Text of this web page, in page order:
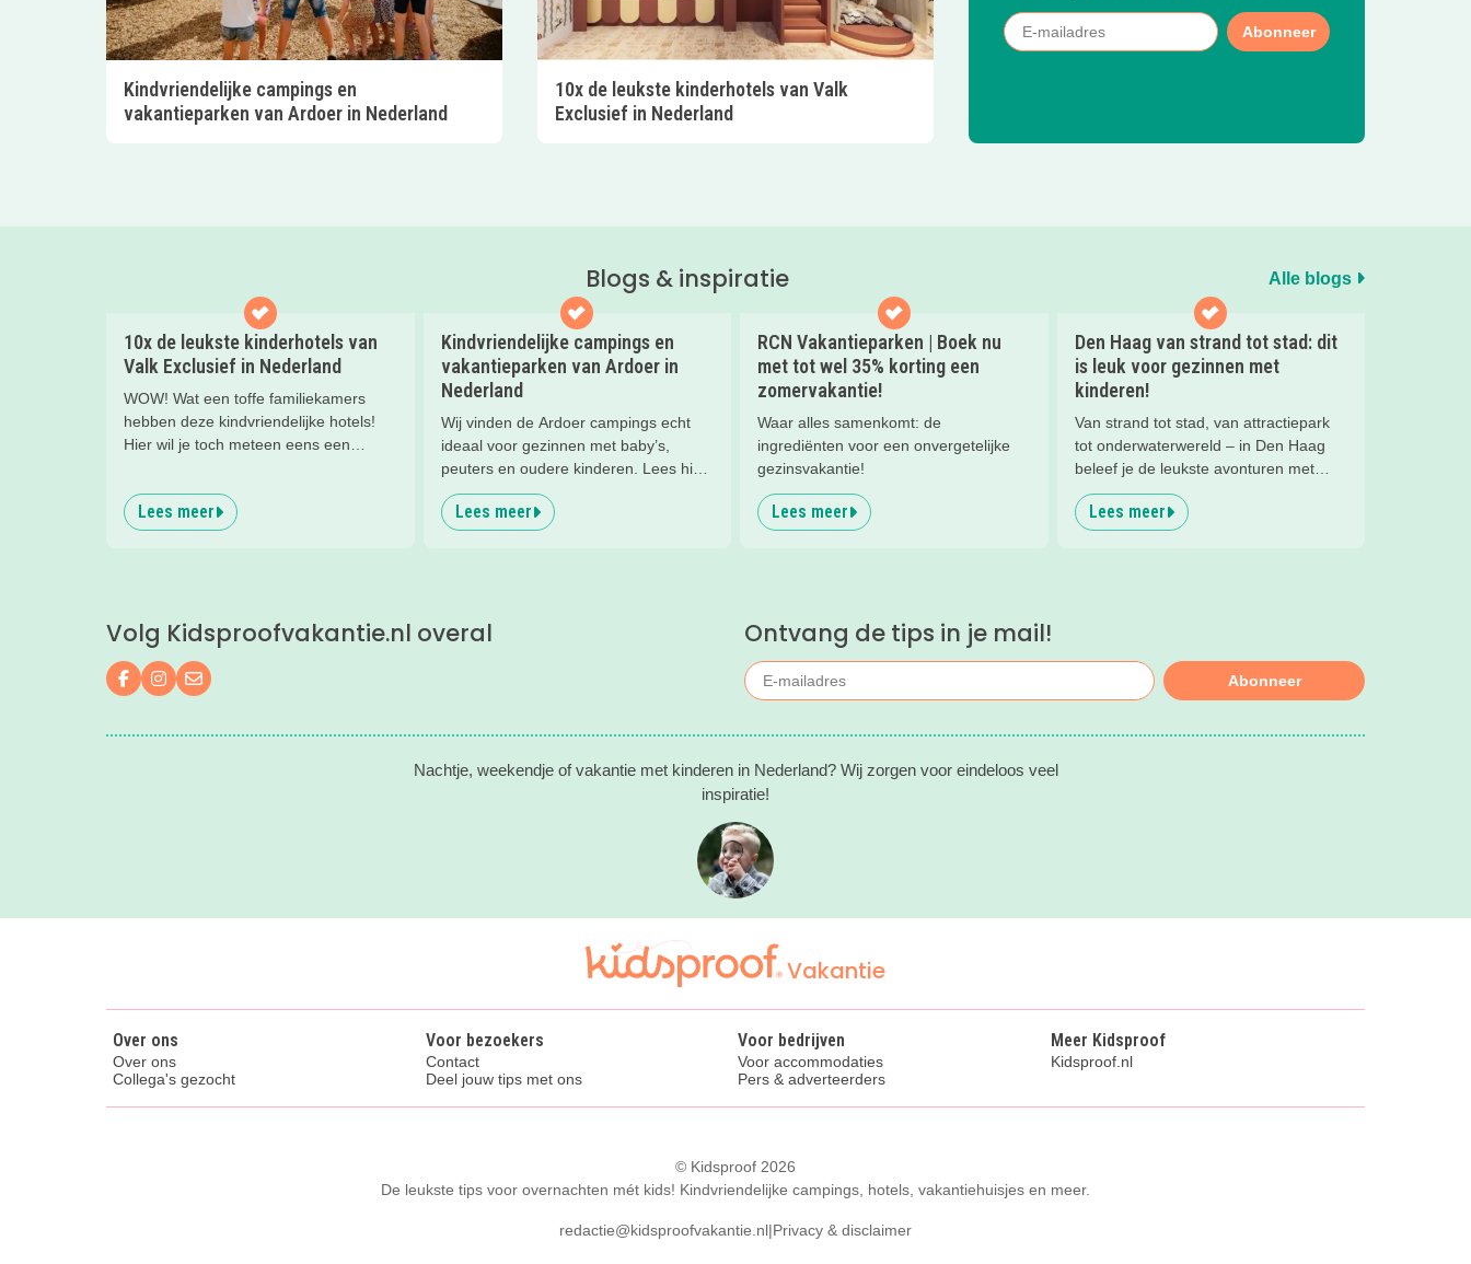
Kindvriendelijke campings en
vakantieparken van Ardoer in Nederland
10x de leukste kinderhotels van Valk
Exclusief in Nederland
Abonneer
Blogs & inspiratie Alle blogs
10x de leukste kinderhotels van
Valk Exclusief in Nederland
WOW! Wat een toffe familiekamers
hebben deze kindvriendelijke hotels!
Hier wil je toch meteen eens een
kinderhotels van Valk Exclusief en boek
een heerlijk nachtje weg met je
kind(eren).
Lees meer
Kindvriendelijke campings en
vakantieparken van Ardoer in
Nederland
Wij vinden de Ardoer campings echt
ideaal voor gezinnen met baby’s,
peuters en oudere kinderen. Lees hier
waarom!
Lees meer
RCN Vakantieparken | Boek nu
met tot wel 35% korting een
zomervakantie!
Waar alles samenkomt: de
ingrediënten voor een onvergetelijke
gezinsvakantie!
Lees meer
Den Haag van strand tot stad: dit
is leuk voor gezinnen met
kinderen!
Van strand tot stad, van attractiepark
tot onderwaterwereld – in Den Haag
beleef je de leukste avonturen met
kinderen. En tussendoor? Even
ontspannen met een lekkere lunch op
Lees meer
Volg Kidsproofvakantie.nl overal
Volg ons op Facebook
Volg ons op Instagram
Mail ons
Ontvang de tips in je mail!
Abonneer
Nachtje, weekendje of vakantie met kinderen in Nederland? Wij zorgen voor eindeloos veel
inspiratie!
Vakantie
Over ons
Over ons
Collega's gezocht
Voor bezoekers
Contact
Deel jouw tips met ons
Voor bedrijven
Voor accommodaties
Pers & adverteerders
Meer Kidsproof
Kidsproof.nl
© Kidsproof 2026
De leukste tips voor overnachten mét kids! Kindvriendelijke campings, hotels, vakantiehuisjes en meer.
redactie@kidsproofvakantie.nl|Privacy & disclaimer